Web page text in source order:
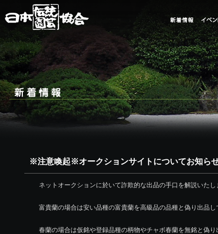
※注意喚起※オークションサイトについてお知ら
ネットオークションに於いて詐欺的な出品の手口を解説いたし
富貴蘭の場合は安い品種の富貴蘭を高級品の品種と偽り出品し
春蘭の場合は仮銘や登録品種の柄物やチャボ春蘭を無銘と偽